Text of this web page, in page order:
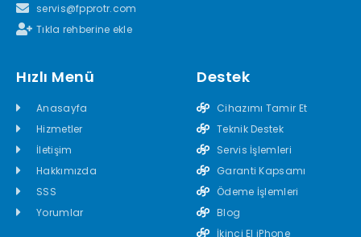
servis@fpprotr.com
Tıkla rehberine ekle
Hızlı Menü
Anasayfa
Hizmetler
İletişim
Hakkımızda
SSS
Yorumlar
Destek
Cihazımı Tamir Et
Teknik Destek
Servis İşlemleri
Garanti Kapsamı
Ödeme İşlemleri
Blog
İkinci El iPhone